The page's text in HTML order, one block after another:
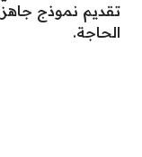
تقديم نموذج جاهز
الحاجة.